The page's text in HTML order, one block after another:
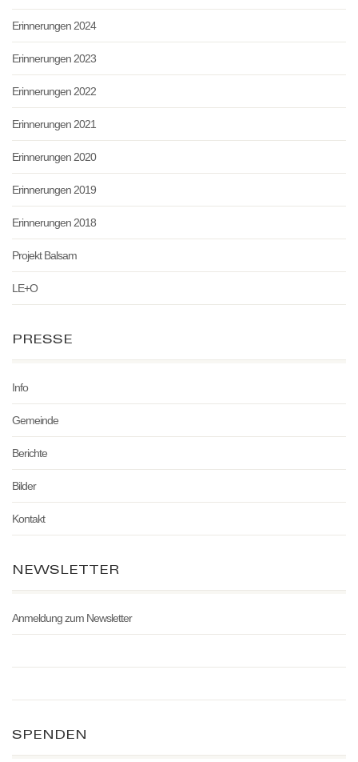
Erinnerungen 2024
Erinnerungen 2023
Erinnerungen 2022
Erinnerungen 2021
Erinnerungen 2020
Erinnerungen 2019
Erinnerungen 2018
Projekt Balsam
LE+O
PRESSE
Info
Gemeinde
Berichte
Bilder
Kontakt
NEWSLETTER
Anmeldung zum Newsletter
SPENDEN